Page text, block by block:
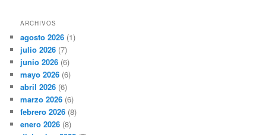
ARCHIVOS
agosto 2026 (1)
julio 2026 (7)
junio 2026 (6)
mayo 2026 (6)
abril 2026 (6)
marzo 2026 (6)
febrero 2026 (8)
enero 2026 (8)